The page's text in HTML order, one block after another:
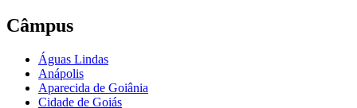
Câmpus
Águas Lindas
Anápolis
Aparecida de Goiânia
Cidade de Goiás